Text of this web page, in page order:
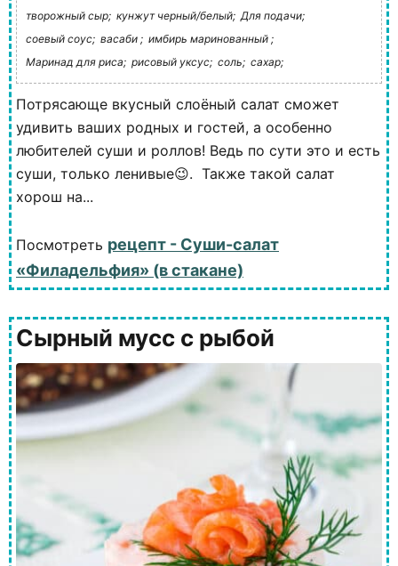
творожный сыр; кунжут черный/белый; Для подачи;
соевый соус; васаби ; имбирь маринованный ;
Маринад для риса; рисовый уксус; соль; сахар;
Потрясающе вкусный слоёный салат сможет
удивить ваших родных и гостей, а особенно
любителей суши и роллов! Ведь по сути это и есть
суши, только ленивые😉. Также такой салат
хорош на...
Посмотреть рецепт - Суши-салат
«Филадельфия» (в стакане)
Сырный мусс с рыбой